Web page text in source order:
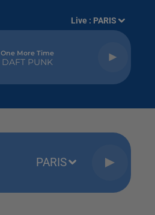
Live : PARIS
One More Time
DAFT PUNK
PARIS